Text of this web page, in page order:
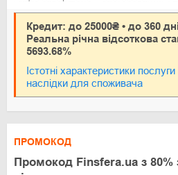
Кредит: до 25000₴ • до 360
Реальна річна відсоткова
5693.68%
Істотні характеристики послуги
наслідки для споживача
ПРОМОКОД
Промокод Finsfera.ua з